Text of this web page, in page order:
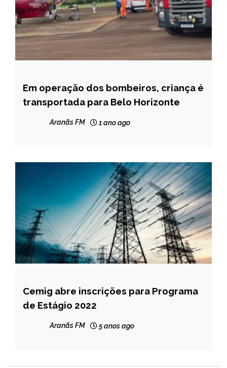
CAPELINHA
NOTÍCIAS
Em operação dos bombeiros, criança é
transportada para Belo Horizonte
Aranãs FM 1 ano ago
MINAS
GERAIS
NOTÍCIAS
Cemig abre inscrições para Programa
de Estágio 2022
Aranãs FM 5 anos ago